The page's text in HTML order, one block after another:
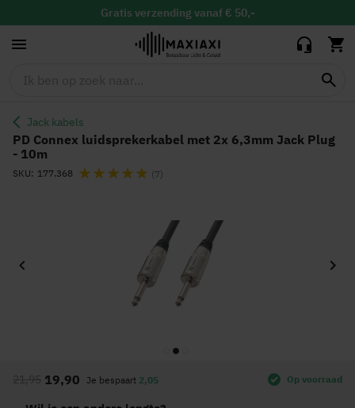
Gratis verzending vanaf € 50,-
binnen 30 dagen ruilen & retour
Vandaag besteld, maandag in huis
Jack kabels
Jack Plug - 10m
PD Connex luidsprekerkabel met 2x 6,3mm Jack Plug
- 10m
SKU 177.368 Waardering: (7)
19,90
21,95 Je bespaart 2,05 Op voorraad
einde
het
begin